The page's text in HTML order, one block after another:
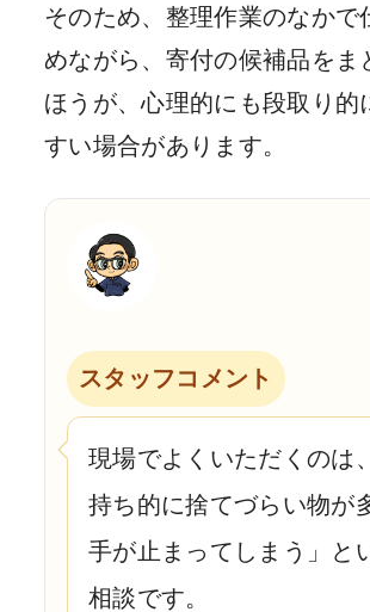
そのため、整理作業のなかで
めながら、寄付の候補品をま
ほうが、心理的にも段取り的
すい場合があります。
スタッフコメント
現場でよくいただくのは
持ち的に捨てづらい物が
手が止まってしまう」と
相談です。